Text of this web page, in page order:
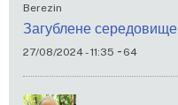
Berezin
Загублене
27/08/2024 - 11:35 - 64